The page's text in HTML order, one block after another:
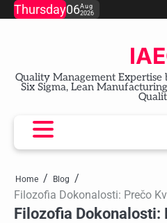
SkipThursday06Aug
2026
Quality Management Expertise
Six Sigma, Lean
Home Blog
Filozofia Dokonalosti: Prečo
Filozofia Dokonalosti: